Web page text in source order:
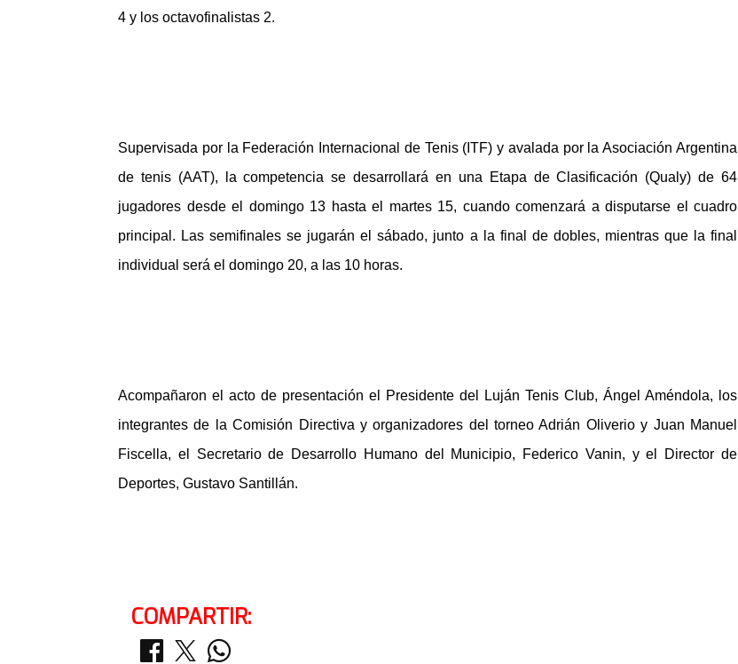
4 y los octavofinalistas 2.
Supervisada por la Federación Internacional de Tenis (ITF) y avalada por la Asociación Argentina
de tenis (AAT), la competencia se desarrollará en una Etapa de Clasificación (Qualy) de 64
jugadores desde el domingo 13 hasta el martes 15, cuando comenzará a disputarse el cuadro
principal. Las semifinales se jugarán el sábado, junto a la final de dobles, mientras que la final
individual será el domingo 20, a las 10 horas.
Acompañaron el acto de presentación el Presidente del Luján Tenis Club, Ángel Améndola, los
integrantes de la Comisión Directiva y organizadores del torneo Adrián Oliverio y Juan Manuel
Fiscella, el Secretario de Desarrollo Humano del Municipio, Federico Vanin, y el Director de
Deportes, Gustavo Santillán.
COMPARTIR: